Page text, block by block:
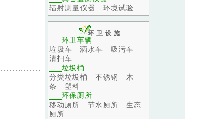
辐射测量仪器
环境试验
环卫设施
环卫车辆
垃圾车
洒水车
吸污车
清扫车
垃圾桶
分类垃圾桶
不锈钢
木
条
塑料
环保厕所
移动厕所
节水厕所
生态
厕所